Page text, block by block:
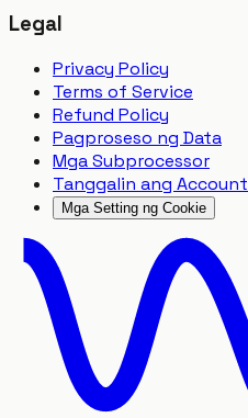
Legal
Privacy Policy
Terms of Service
Refund Policy
Pagproseso ng Data
Mga Subprocessor
Tanggalin ang Account
Mga Setting ng Cookie